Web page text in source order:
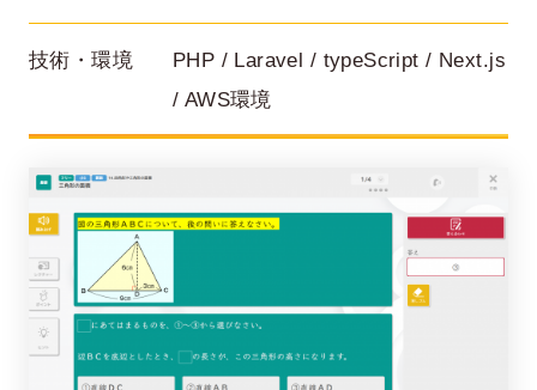
技術・環境
PHP / Laravel / typeScript / Next.js
/ AWS環境